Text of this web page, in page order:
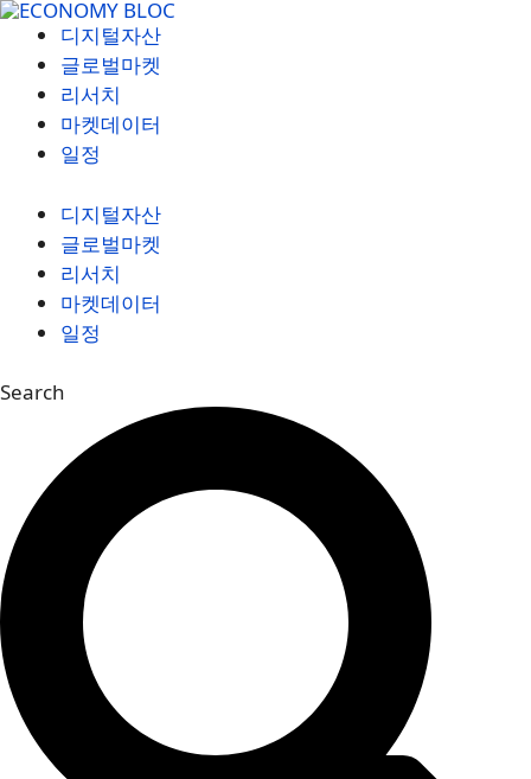
컨
디지털자산
글로벌마켓
리서치
마켓데이터
일정
디지털자산
글로벌마켓
리서치
마켓데이터
일정
Search